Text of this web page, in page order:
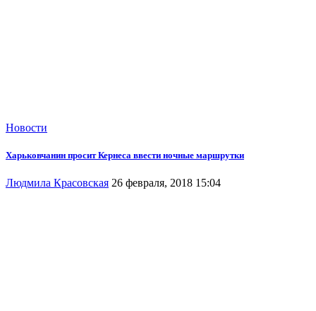
Новости
Харьковчанин просит Кернеса ввести ночные маршрутки
Людмила Красовская 26 февраля, 2018 15:04